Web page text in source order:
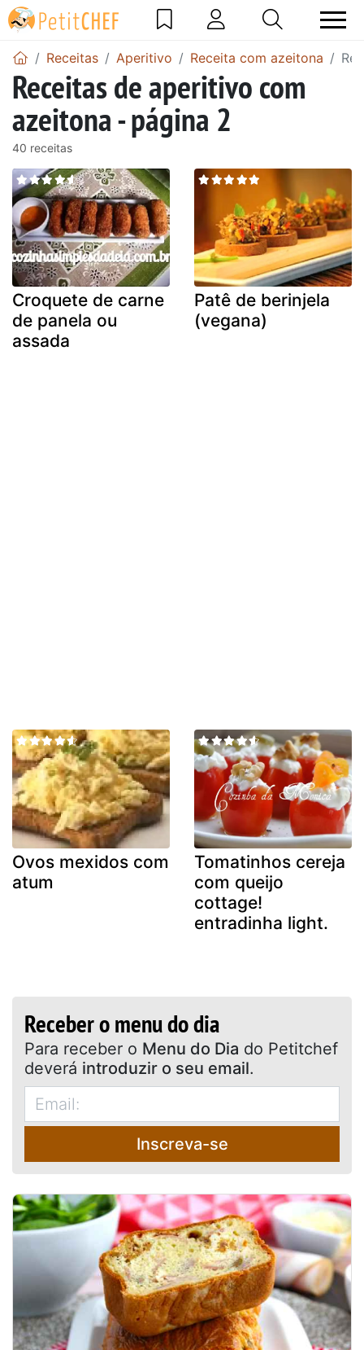
Receitas Aperitivo Receita com azeitona
Receitas de aperitivo com
azeitona - página 2
40 receitas
Croquete de carne
de panela ou
assada
Patê de berinjela
(vegana)
Ovos mexidos com
atum
Tomatinhos cereja
com queijo
cottage!
entradinha light.
Receber o menu do dia
Para receber o Menu do Dia do Petitchef
deverá introduzir o seu email.
Inscreva-se